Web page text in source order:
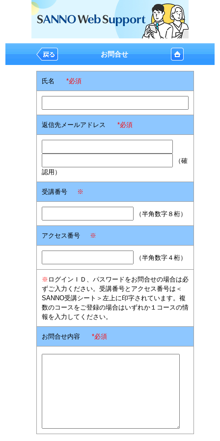
お問合せ
氏名 *必須
返信先メールアドレス *必須
（確
認用）
受講番号 ※
（半角数字８桁）
アクセス番号 ※
（半角数字４桁）
※ ログインＩＤ、パスワードをお問合せの場合は必
ずご入力ください。受講番号とアクセス番号は＜
SANNO受講シート＞左上に印字されています。複
数のコースをご登録の場合はいずれか１コースの情
報を入力してください。
お問合せ内容 *必須